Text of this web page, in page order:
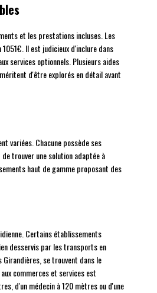
et les prestations incluses. Les
Il est judicieux d'inclure dans
services optionnels. Plusieurs aides
d'être explorés en détail avant
variées. Chacune possède ses
trouver une solution adaptée à
haut de gamme proposant des
Certains établissements
desservis par les transports en
Girandières, se trouvent dans le
commerces et services est
d'un médecin à 120 mètres ou d'une